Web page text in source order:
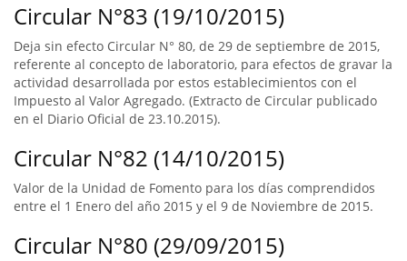
Circular N°83 (19/10/2015)
Deja sin efecto Circular N° 80, de 29 de septiembre de 2015,
referente al concepto de laboratorio, para efectos de gravar la
actividad desarrollada por estos establecimientos con el
Impuesto al Valor Agregado. (Extracto de Circular publicado
en el Diario Oficial de 23.10.2015).
Circular N°82 (14/10/2015)
Valor de la Unidad de Fomento para los días comprendidos
entre el 1 Enero del año 2015 y el 9 de Noviembre de 2015.
Circular N°80 (29/09/2015)